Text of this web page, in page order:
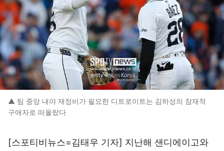
▲ 팀 중앙 내야 재정비가 필요한 디트로이트는 김하성의 잠재적
구애자로 떠올랐다
[스포티비뉴스=김태우 기자] 지난해 샌디에이고와